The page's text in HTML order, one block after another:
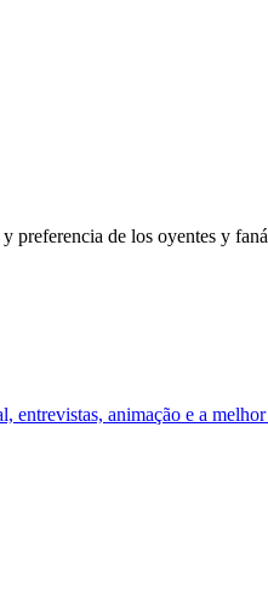
preferencia de los oyentes y
entrevistas, animação e a